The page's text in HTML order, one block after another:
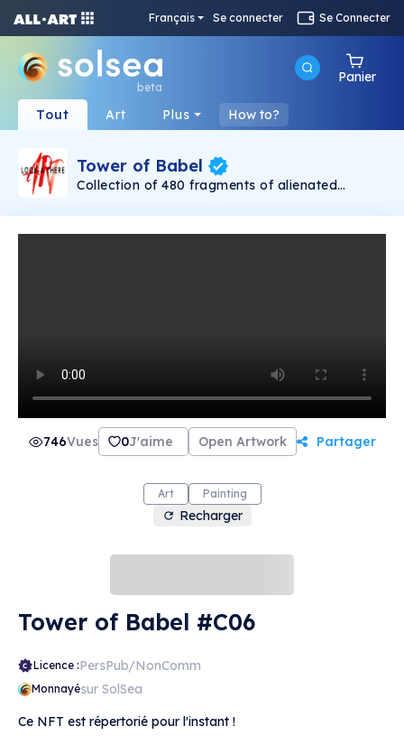
Français Se connecter Se Connecter
beta
Panier
Tout Art Plus How to?
Tower of Babel
Collection of 480 fragments of alienated
Rudolf Reither is an alienation of the original by
746Vues 0J'aime Open Artwork Partager
Art Painting
Recharger
Tower of Babel #C06
Licence :PersPub/NonComm
Monnayésur SolSea
Ce NFT est répertorié pour l'instant !